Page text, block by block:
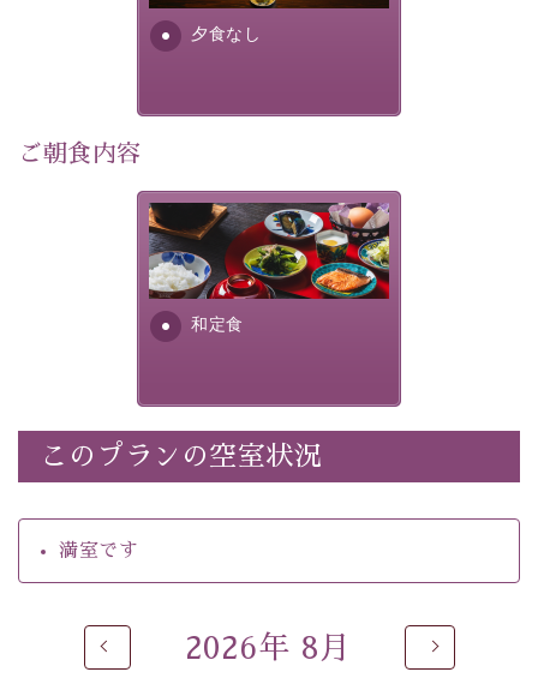
・諏訪大社4社を巡る無料参拝バス（事前予約制）
・館内着をご用意
・館内フリーWi-Fi
・駐車場完備
・個室料亭で個室食
・朝食はこだわりの味噌汁をはじめとした和定食
■お座敷風呂（大浴場）
温泉の成分に合わせ、防菌防カビの特殊素材の畳を使
※男性大浴場までのご移動には階段がございます。 予め
ご了承のほどお願いいたします。
貸切温泉風呂
（40分2000円）
眺望はございませんが、源泉掛け流しの温泉の質を楽し
夕食なし
ご朝食内容
和定食
さっぱりとした和食膳に使わ
れる食材は、諏訪の名産品を
ふんだんに取り入れ、安心・
安全を心掛けた長野県産...
このプランの空室状況
満室です
2026年 8月